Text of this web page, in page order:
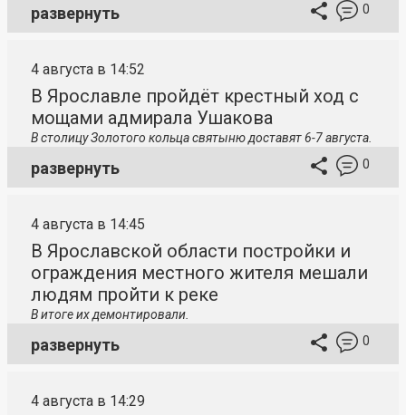
развернуть 0
4 августа в 14:52
В Ярославле пройдёт крестный ход с
мощами адмирала Ушакова
В столицуЗолотого кольца святыню доставят 6-7 августа.
развернуть 0
4 августа в 14:45
В Ярославской области постройки и
ограждения местного жителя мешали
людям пройти к реке
В итоге их демонтировали.
развернуть 0
4 августа в 14:29